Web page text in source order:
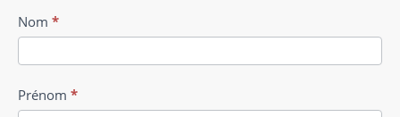
Formulaire
contact
Nom *
Prénom *